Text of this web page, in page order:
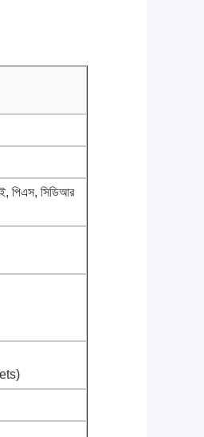
পিএস, সিডিআর